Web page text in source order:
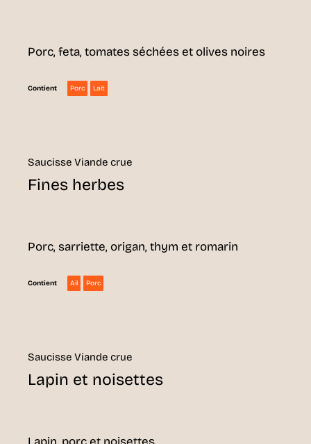
Porc, feta, tomates séchées et olives noires
Contient Porc Lait
Saucisse Viande crue
Fines herbes
Porc, sarriette, origan, thym et romarin
Contient Ail Porc
Saucisse Viande crue
Lapin et noisettes